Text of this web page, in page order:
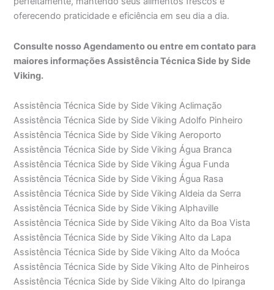
oferecendo praticidade e eficiência em seu dia a dia.
Consulte nosso Agendamento ou entre em contato para
maiores informações Assistência Técnica Side by Side
Viking.
Assistência Técnica Side by Side Viking Aclimação
Assistência Técnica Side by Side Viking Adolfo Pinheiro
Assistência Técnica Side by Side Viking Aeroporto
Assistência Técnica Side by Side Viking Água Branca
Assistência Técnica Side by Side Viking Água Funda
Assistência Técnica Side by Side Viking Água Rasa
Assistência Técnica Side by Side Viking Aldeia da Serra
Assistência Técnica Side by Side Viking Alphaville
Assistência Técnica Side by Side Viking Alto da Boa Vista
Assistência Técnica Side by Side Viking Alto da Lapa
Assistência Técnica Side by Side Viking Alto da Moóca
Assistência Técnica Side by Side Viking Alto de Pinheiros
Assistência Técnica Side by Side Viking Alto do Ipiranga